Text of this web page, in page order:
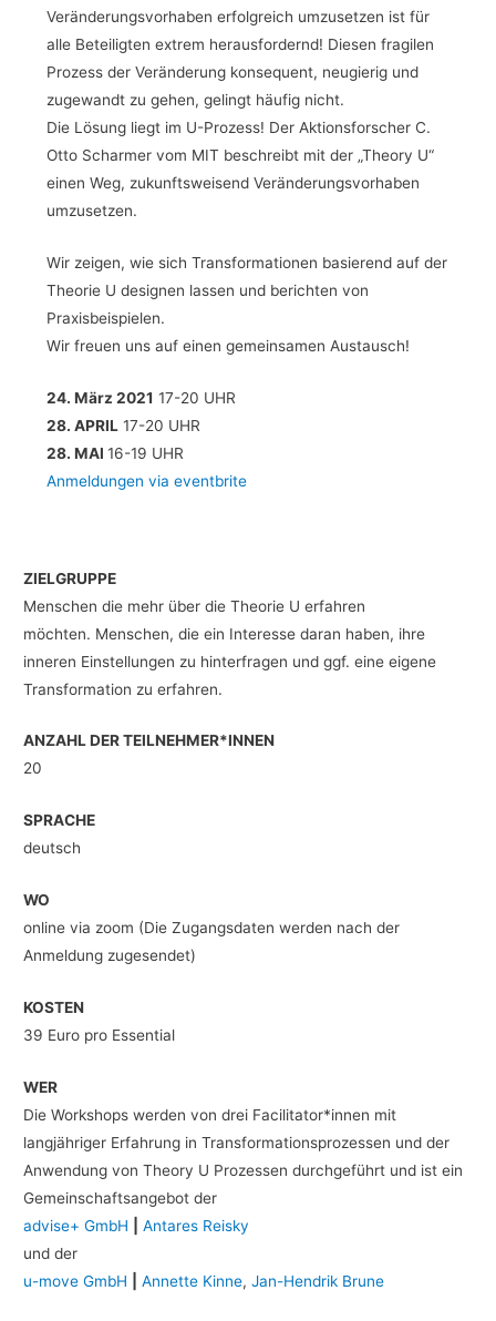
Veränderungsvorhaben erfolgreich umzusetzen ist für
alle Beteiligten extrem herausfordernd! Diesen fragilen
Prozess der Veränderung konsequent, neugierig und
zugewandt zu gehen, gelingt häufig nicht.
Die Lösung liegt im U-Prozess! Der Aktionsforscher C.
Otto Scharmer vom MIT beschreibt mit der „Theory U“
einen Weg, zukunftsweisend Veränderungsvorhaben
umzusetzen.
Wir zeigen, wie sich Transformationen basierend auf der
Theorie U designen lassen und berichten von
Praxisbeispielen.
Wir freuen uns auf einen gemeinsamen Austausch!
24. März 2021 17-20 UHR
28. APRIL17-20 UHR
28. MAI 16-19 UHR
Anmeldungen via eventbrite
ZIELGRUPPE
Menschen die mehr über die Theorie U erfahren
möchten. Menschen, die ein Interesse daran haben, ihre
inneren Einstellungen zu hinterfragen und ggf. eine eigene
Transformation zu erfahren.
ANZAHL DER TEILNEHMER*INNEN
20
SPRACHE
deutsch
WO
online via zoom (Die Zugangsdaten werden nach der
Anmeldung zugesendet)
KOSTEN
39 Euro pro Essential
WER
Die Workshops werden von drei Facilitator*innen mit
langjähriger Erfahrung in Transformationsprozessen und der
Anwendung von Theory U Prozessen durchgeführt und ist ein
Gemeinschaftsangebot der
advise+ GmbH
Antares Reisky
und der
u-move GmbH
Annette Kinne,Jan-Hendrik Brune